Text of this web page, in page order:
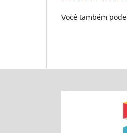
Você também pode